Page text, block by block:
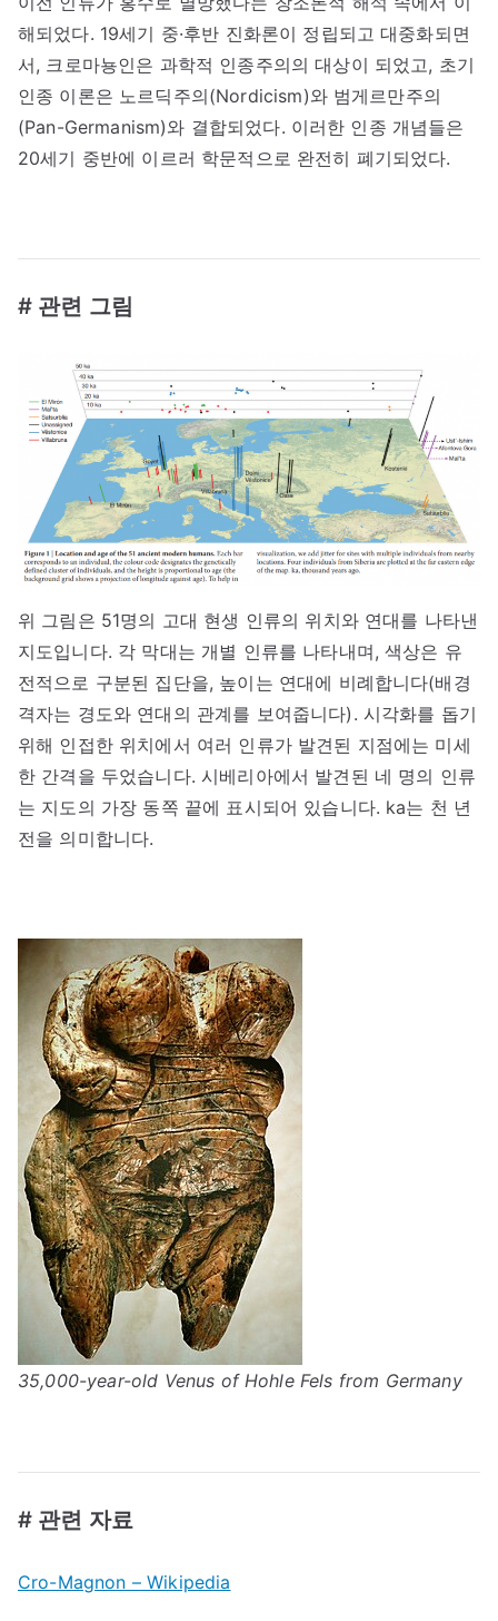
해되었다. 19세기 중·후반 진화론이 정립되고 대중화되면
서, 크로마뇽인은 과학적 인종주의의 대상이 되었고, 초기
인종 이론은 노르딕주의(Nordicism)와 범게르만주의
(Pan-Germanism)와 결합되었다. 이러한 인종 개념들은
20세기 중반에 이르러 학문적으로 완전히 폐기되었다.
# 관련 그림
위 그림은 51명의 고대 현생 인류의 위치와 연대를 나타낸
지도입니다. 각 막대는 개별 인류를 나타내며, 색상은 유
전적으로 구분된 집단을, 높이는 연대에 비례합니다(배경
격자는 경도와 연대의 관계를 보여줍니다). 시각화를 돕기
위해 인접한 위치에서 여러 인류가 발견된 지점에는 미세
한 간격을 두었습니다. 시베리아에서 발견된 네 명의 인류
는 지도의 가장 동쪽 끝에 표시되어 있습니다. ka는 천 년
전을 의미합니다.
35,000-year-old Venus of Hohle Fels from Germany
# 관련 자료
Cro-Magnon – Wikipedia